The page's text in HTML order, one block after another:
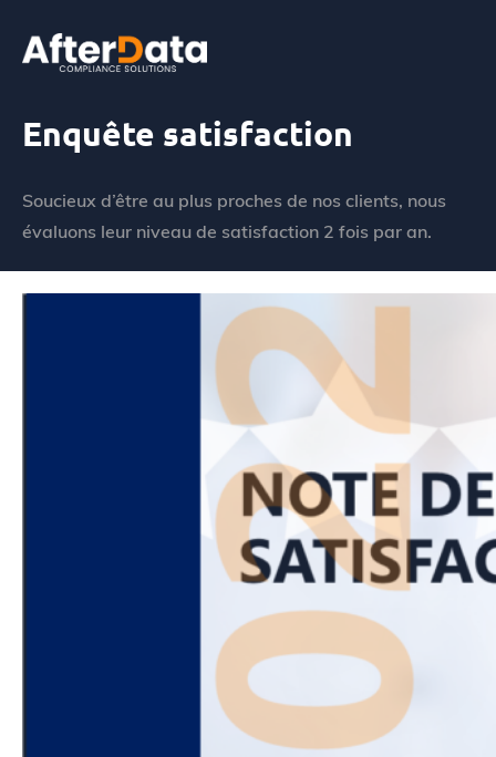
content
Enquête satisfaction
Soucieux d’être au plus proches de nos clients, nous
évaluons leur niveau de satisfaction 2 fois par an.